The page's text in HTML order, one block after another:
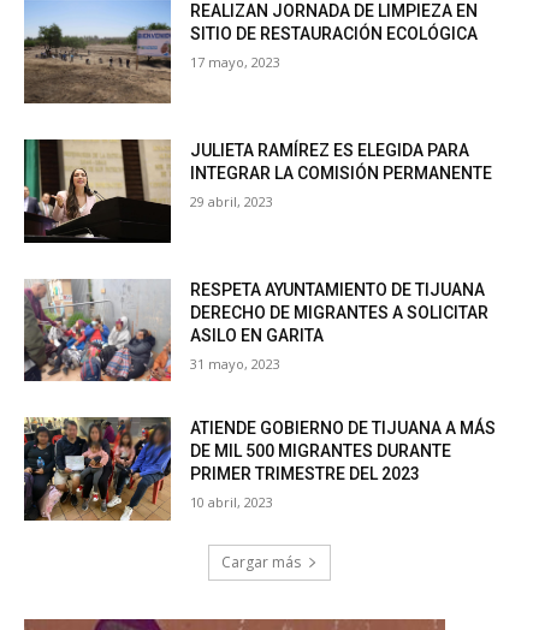
REALIZAN JORNADA DE LIMPIEZA EN
SITIO DE RESTAURACIÓN ECOLÓGICA
17 mayo, 2023
JULIETA RAMÍREZ ES ELEGIDA PARA
INTEGRAR LA COMISIÓN PERMANENTE
29 abril, 2023
RESPETA AYUNTAMIENTO DE TIJUANA
DERECHO DE MIGRANTES A SOLICITAR
ASILO EN GARITA
31 mayo, 2023
ATIENDE GOBIERNO DE TIJUANA A MÁS
DE MIL 500 MIGRANTES DURANTE
PRIMER TRIMESTRE DEL 2023
10 abril, 2023
Cargar más